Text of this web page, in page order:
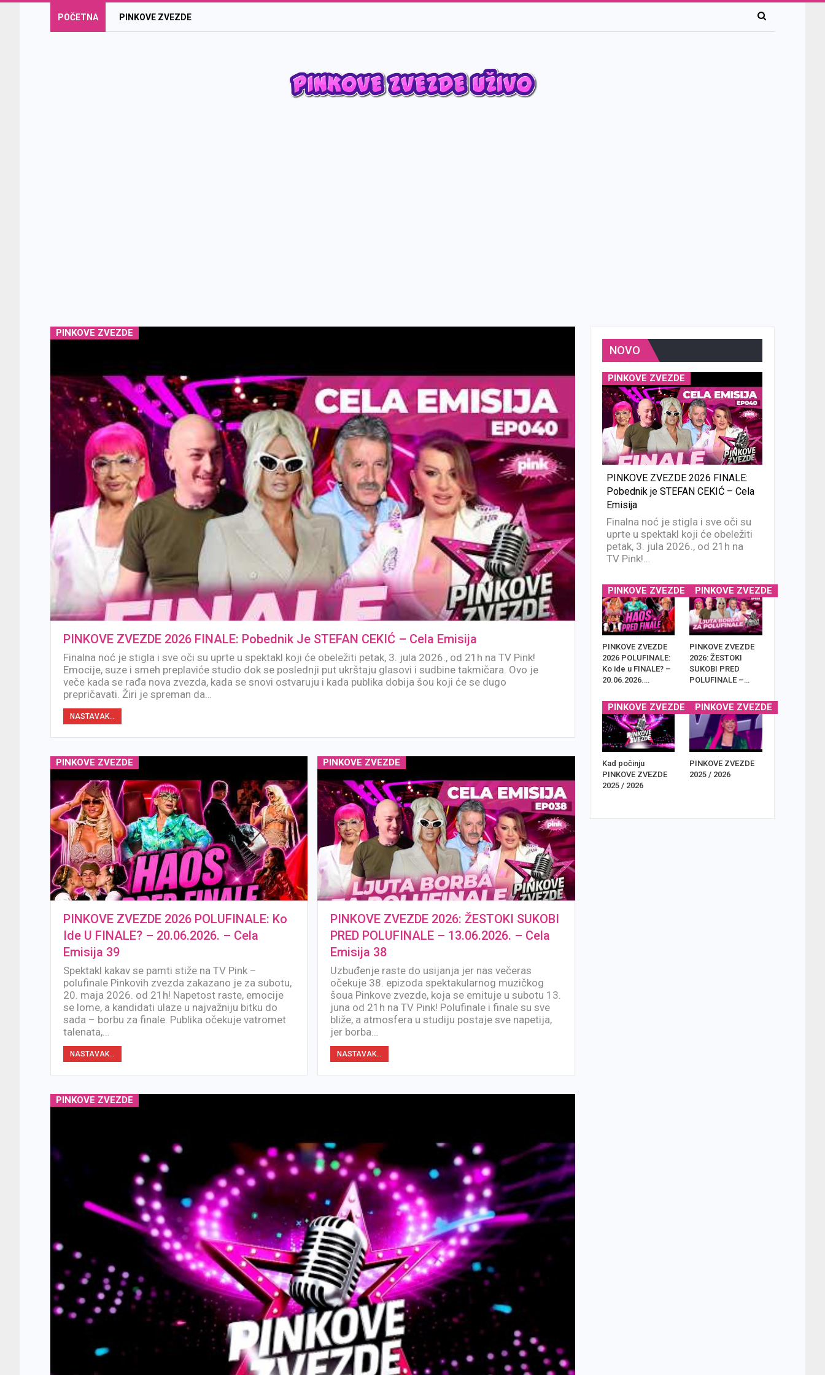
POČETNA PINKOVE ZVEZDE
PINKOVE ZVEZDE
PINKOVE ZVEZDE 2026 FINALE: Pobednik Je STEFAN CEKIĆ – Cela Emisija
Finalna noć je stigla i sve oči su uprte u spektakl koji će obeležiti petak, 3. jula 2026., od 21h na TV Pink!
Emocije, suze i smeh preplaviće studio dok se poslednji put ukrštaju glasovi i sudbine takmičara. Ovo je
veče kada se rađa nova zvezda, kada se snovi ostvaruju i kada publika dobija šou koji će se dugo
prepričavati. Žiri je spreman da…
NASTAVAK...
PINKOVE ZVEZDE
PINKOVE ZVEZDE 2026 POLUFINALE: Ko
Ide U FINALE? – 20.06.2026. – Cela
Emisija 39
Spektakl kakav se pamti stiže na TV Pink –
polufinale Pinkovih zvezda zakazano je za subotu,
20. maja 2026. od 21h! Napetost raste, emocije
se lome, a kandidati ulaze u najvažniju bitku do
sada – borbu za finale. Publika očekuje vatromet
talenata,…
NASTAVAK...
PINKOVE ZVEZDE
PINKOVE ZVEZDE 2026: ŽESTOKI SUKOBI
PRED POLUFINALE – 13.06.2026. – Cela
Emisija 38
Uzbuđenje raste do usijanja jer nas večeras
očekuje 38. epizoda spektakularnog muzičkog
šoua Pinkove zvezde, koja se emituje u subotu 13.
juna od 21h na TV Pink! Polufinale i finale su sve
bliže, a atmosfera u studiju postaje sve napetija,
jer borba…
NASTAVAK...
PINKOVE ZVEZDE
NOVO
PINKOVE ZVEZDE
PINKOVE ZVEZDE 2026 FINALE:
Pobednik je STEFAN CEKIĆ – Cela
Emisija
Finalna noć je stigla i sve oči su
uprte u spektakl koji će obeležiti
petak, 3. jula 2026., od 21h na
TV Pink!…
PINKOVE ZVEZDE
PINKOVE ZVEZDE
2026 POLUFINALE:
Ko ide u FINALE? –
20.06.2026.…
PINKOVE ZVEZDE
PINKOVE ZVEZDE
2026: ŽESTOKI
SUKOBI PRED
POLUFINALE –…
PINKOVE ZVEZDE
Kad počinju
PINKOVE ZVEZDE
2025 / 2026
PINKOVE ZVEZDE
PINKOVE ZVEZDE
2025 / 2026